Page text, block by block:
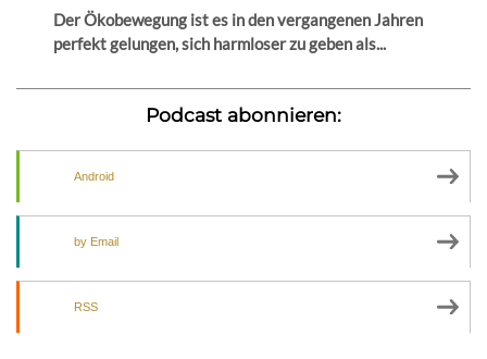
Der Ökobewegung ist es in den vergangenen Jahren
perfekt gelungen, sich harmloser zu geben als...
Podcast abonnieren:
Android
by Email
RSS